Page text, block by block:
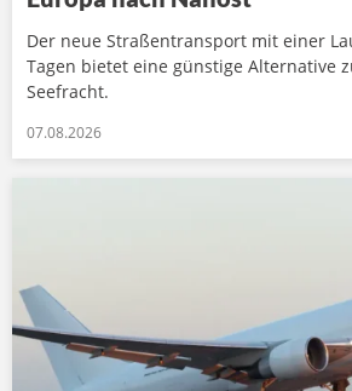
Der neue Straßentransport mit einer
Tagen bietet eine günstige Alternative
Seefracht.
07.08.2026